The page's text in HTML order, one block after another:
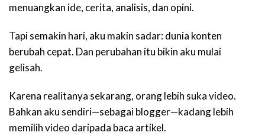
menuangkan ide, cerita, analisis, dan opini.
Tapi semakin hari, aku makin sadar: dunia konten
berubah cepat. Dan perubahan itu bikin aku mulai
gelisah.
Karena realitanya sekarang, orang lebih suka video.
Bahkan aku sendiri—sebagai blogger—kadang lebih
memilih video daripada baca artikel.